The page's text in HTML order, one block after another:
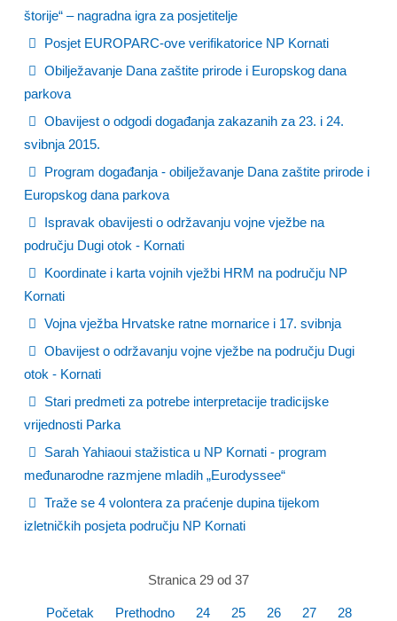
štorije“ – nagradna igra za posjetitelje
Posjet EUROPARC-ove verifikatorice NP Kornati
Obilježavanje Dana zaštite prirode i Europskog dana
parkova
Obavijest o odgodi događanja zakazanih za 23. i 24.
svibnja 2015.
Program događanja - obilježavanje Dana zaštite prirode i
Europskog dana parkova
Ispravak obavijesti o održavanju vojne vježbe na
području Dugi otok - Kornati
Koordinate i karta vojnih vježbi HRM na području NP
Kornati
Vojna vježba Hrvatske ratne mornarice i 17. svibnja
Obavijest o održavanju vojne vježbe na području Dugi
otok - Kornati
Stari predmeti za potrebe interpretacije tradicijske
vrijednosti Parka
Sarah Yahiaoui stažistica u NP Kornati - program
međunarodne razmjene mladih „Eurodyssee“
Traže se 4 volontera za praćenje dupina tijekom
izletničkih posjeta području NP Kornati
Stranica 29 od 37
Početak Prethodno 24 25 26 27 28